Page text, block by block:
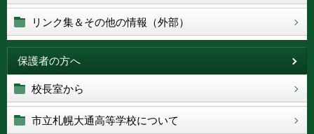
リンク集＆その他の情報（外部）
保護者の方へ
校長室から
市立札幌大通高等学校について